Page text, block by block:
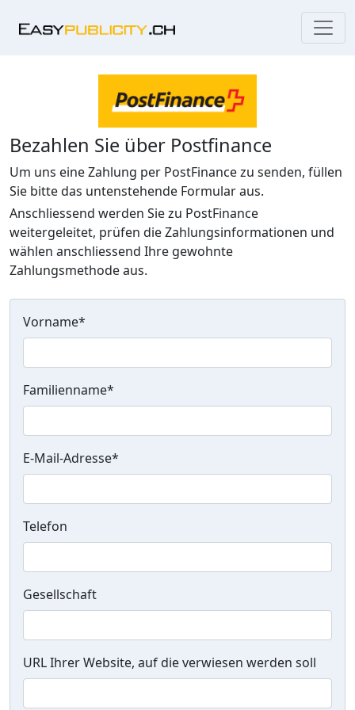
Bezahlen Sie über Postfinance
Um uns eine Zahlung per PostFinance zu senden, füllen
Sie bitte das untenstehende Formular aus.
Anschliessend werden Sie zu PostFinance
weitergeleitet, prüfen die Zahlungsinformationen und
wählen anschliessend Ihre gewohnte
Zahlungsmethode aus.
Vorname*
Familienname*
E-Mail-Adresse*
Telefon
Gesellschaft
URL Ihrer Website, auf die verwiesen werden soll